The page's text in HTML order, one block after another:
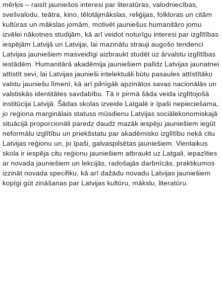
mērķis – raisīt jauniešos interesi par literatūras, valodniecības,
svešvalodu, teātra, kino, tēlotājmākslas, reliģijas, folkloras un citām
kultūras un mākslas jomām, motivēt jauniešus humanitāro jomu
izvēlei nākotnes studijām, kā arī veidot noturīgu interesi par izglītības
iespējām Latvijā un Latvijai, lai mazinātu strauji augošo tendenci
Latvijas jauniešiem masveidīgi aizbraukt studēt uz ārvalstu izglītības
iestādēm. Humanitārā akadēmija jauniešiem palīdz Latvijas jaunatnei
attīstīt sevi, lai Latvijas jaunieši intelektuāli būtu pasaules attīstītāko
valstu jauniešu līmenī, kā arī pilnīgāk apzinātos savas nacionālās un
valstiskās identitātes savdabību. Tā ir pirmā šāda veida izglītojošā
institūcija Latvijā. Šādas skolas izveide Latgalē ir īpaši nepieciešama,
jo reģiona marginālais statuss mūsdienu Latvijas sociālekonomiskajā
situācijā proporcionāli paredz daudz mazāk iespēju jauniešiem iegūt
neformālu izglītību un priekšstatu par akadēmisko izglītību nekā citu
Latvijas reģionu un, jo īpaši, galvaspilsētas jauniešiem. Vienlaikus
skola ir iespēja citu reģionu jauniešiem atbraukt uz Latgali, iepazīties
ar novada jauniešiem un lekcijās, radošajās darbnīcās, praktikumos
izzināt novada specifiku, kā arī dažādu novadu Latvijas jauniešiem
kopīgi gūt zināšanas par Latvijas kultūru, mākslu, literatūru.